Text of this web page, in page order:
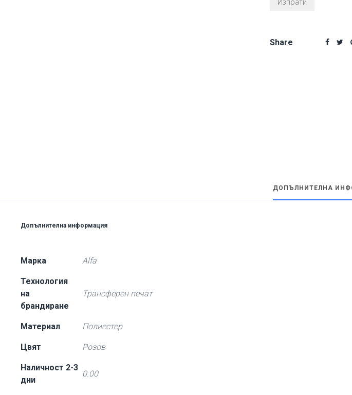
Share
ДОПЪЛНИТЕЛНА
Допълнителна информация
Марка Alfa
Технология
на
брандиране
Трансферен печат
Материал Полиестер
Цвят Розов
Наличност 2-3
дни
0.00